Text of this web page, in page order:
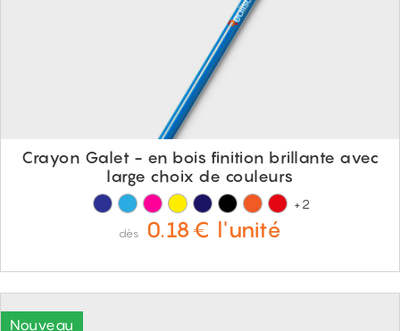
Crayon Galet - en bois finition brillante avec
large choix de couleurs
+2
dès 0.18€ l'unité